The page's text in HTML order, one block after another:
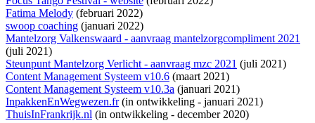
Fatima Melody (februari 2022)
swoop coaching (januari 2022)
Mantelzorg Valkenswaard - aanvraag mantelzorgcompliment 2021
(juli 2021)
Steunpunt Mantelzorg Verlicht - aanvraag mzc 2021 (juli 2021)
Content Management Systeem v10.6 (maart 2021)
Content Management Systeem v10.3a (januari 2021)
InpakkenEnWegwezen.fr(in ontwikkeling - januari 2021)
ThuisInFrankrijk.nl (in ontwikkeling - december 2020)